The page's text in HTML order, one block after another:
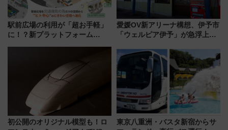
駅前広場の利用が「超お手軽」
に！？新プラットフォーム
どに【JR東日本】
愛媛OV新アリーナ構想、伊予市
「ウェルピア伊予」が急浮上！
で探る鉄道アクセスの未来
初公開のオリジナル模型も！ロ
東京八重洲・バスタ新宿からサ